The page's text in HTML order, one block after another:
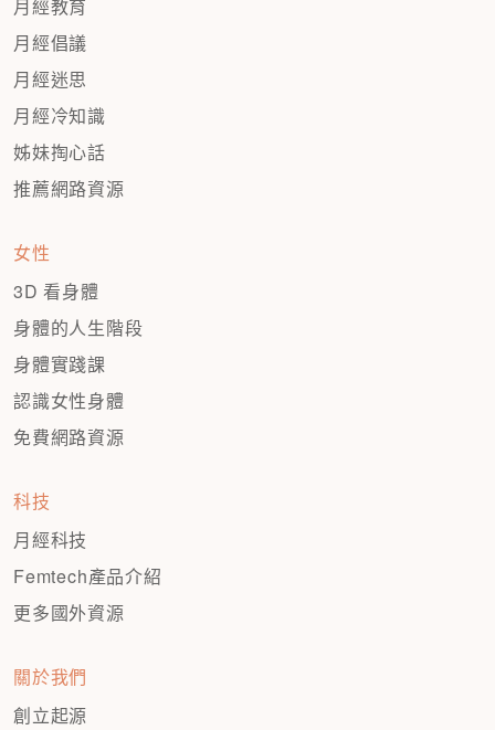
月經教育
月經倡議
月經迷思
月經冷知識
姊妹掏心話
推薦網路資源
女性
3D 看身體
身體的人生階段
身體實踐課
認識女性身體
免費網路資源
科技
月經科技
Femtech產品介紹
更多國外資源
關於我們
創立起源